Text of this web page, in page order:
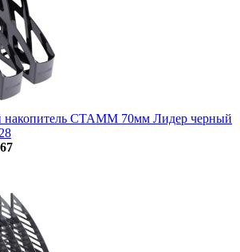
накопитель СТАММ 70мм Лидер черный